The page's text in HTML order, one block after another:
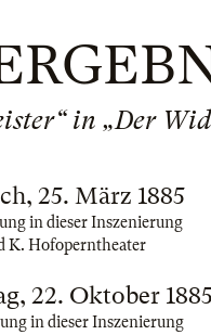
in „Der
25. März 1885
in dieser Inszenierung
K. Hofoperntheater
22. Oktober
in dieser Inszenierung